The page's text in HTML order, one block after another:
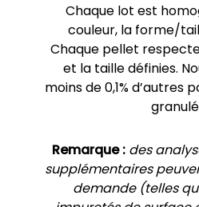
Chaque lot est
couleur, la forme/
Chaque pellet
et la taille définies.
moins de 0,1% d’autres
Remarque : des
supplémentaires
demande (telles